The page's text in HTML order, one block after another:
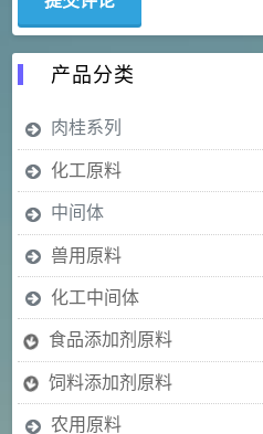
产品分类
肉桂系列
化工原料
中间体
兽用原料
化工中间体
食品添加剂原料
饲料添加剂原料
农用原料